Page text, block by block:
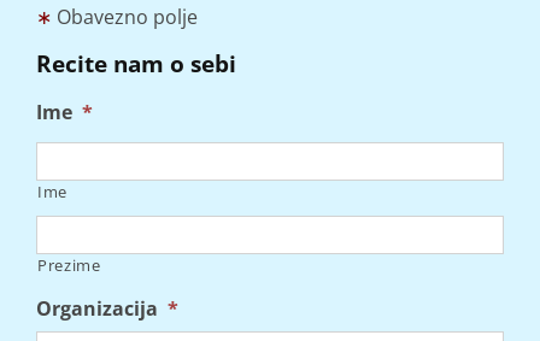
∗ Obavezno polje
Recite nam o sebi
Ime *
Ime
Prezime
Organizacija *